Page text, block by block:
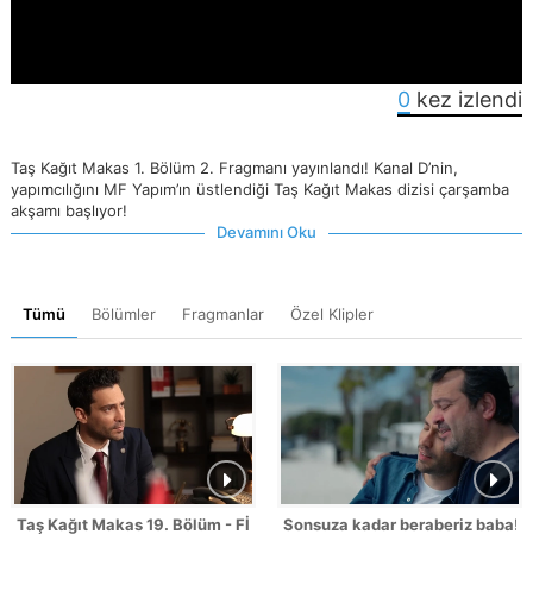
0 kez izlendi
Taş Kağıt Makas 1. Bölüm 2. Fragmanı yayınlandı! Kanal D’nin,
yapımcılığını MF Yapım’ın üstlendiği Taş Kağıt Makas dizisi çarşamba
akşamı başlıyor!
Devamını Oku
Tümü Bölümler Fragmanlar Özel Klipler
Taş Kağıt Makas 19. Bölüm - FİNAL Sonsuza kadar beraberiz baba!